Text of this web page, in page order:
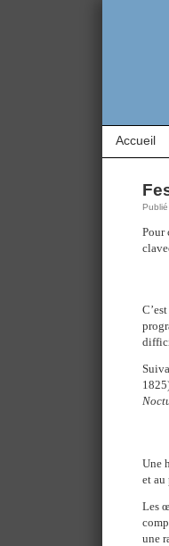
Accueil
Pour
Une
et au
Les
une